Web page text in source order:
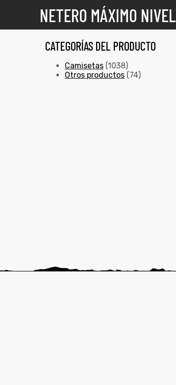
NETERO MÁXIMO NIVEL
CATEGORÍAS DEL PRODUCTO
Camisetas (1038)
Otros productos (74)